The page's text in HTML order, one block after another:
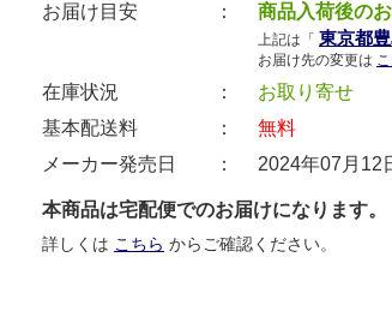
お届け目安 ：
商品入荷後の
上記は「 東京都
お届け先の変更は
在庫状況 ：
お取り寄せ
基本配送料 ：
無料
メーカー発売日 ：
2024年07月12
本商品は宅配便でのお届けになります。
詳しくは こちら からご確認ください。